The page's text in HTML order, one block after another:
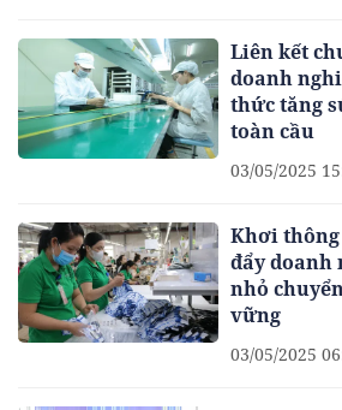
Liên kết
doanh
thức tăng
toàn cầu
03/05/2025
Khơi
đẩy doanh
nhỏ
vững
03/05/2025